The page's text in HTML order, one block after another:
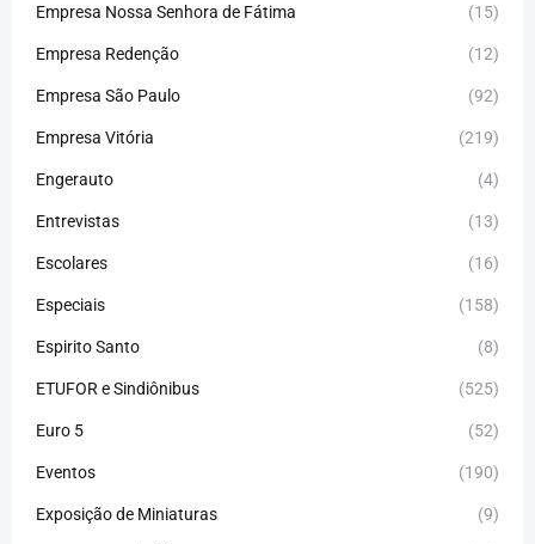
Empresa Nossa Senhora de Fátima (15)
Empresa Redenção (12)
Empresa São Paulo (92)
Empresa Vitória (219)
Engerauto (4)
Entrevistas (13)
Escolares (16)
Especiais (158)
Espirito Santo (8)
ETUFOR e Sindiônibus (525)
Euro 5 (52)
Eventos (190)
Exposição de Miniaturas (9)